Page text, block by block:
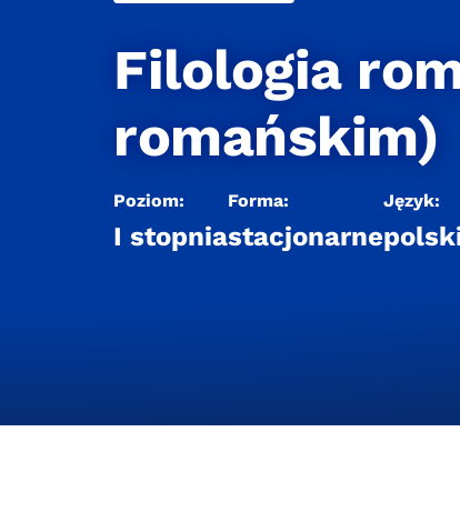
Filologia
romańskim)
Poziom:
I stopnia
Forma:
stacjonarne
Język: